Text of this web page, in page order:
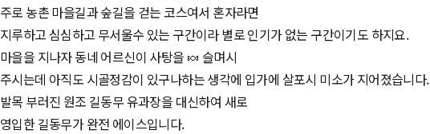
주로 농촌 마을길과 숲길을 걷는 코스여서 혼자라면
지루하고 심심하고 무서울수 있는 구간이라 별로 인기가 없는 구간이기도 하지요.
마을을 지나자 동네 어르신이 사탕을 🍬 슬며시
주시는데 아직도 시골정감이 있구나하는 생각에 입가에 살포시 미소가 지어졌습니다.
발목 부러진 원조 길동무 유과장을 대신하여 새로
영입한 길동무가 완전 에이스입니다.